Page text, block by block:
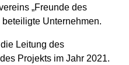
„Freunde des
Unternehmen.
Leitung des
Projekts im Jahr 2021.